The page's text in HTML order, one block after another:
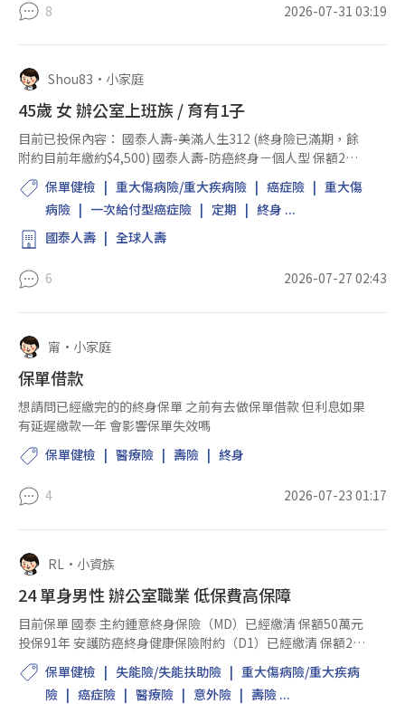
8 2026-07-31 03:19
Shou83 • 小家庭
45歲 女 辦公室上班族 / 育有1子
目前已投保內容： 國泰人壽-美滿人生312 (終身險已滿期，餘
附約目前年繳約$4,500) 國泰人壽-防癌終身－個人型 保額2單
位 附約： 國泰人壽-平安附約－醫療限額 保額3萬元 國泰人壽-
溫心住院 保額800元 國泰人壽-平...
保單健檢 重大傷病險/重大疾病險 癌症險
重大傷
病險
一次給付型癌症險 定期
終身 ...
國泰人壽
全球人壽
6 2026-07-27 02:43
甯 • 小家庭
保單借款
想請問已經繳完的的終身保單 之前有去做保單借款 但利息如果
有延遲繳款一年 會影響保單失效嗎
保單健檢
醫療險 壽險 終身
4 2026-07-23 01:17
RL • 小資族
24 單身男性 辦公室職業 低保費高保障
目前保單 國泰 主約鍾意終身保險（MD）已經繳清 保額50萬元
投保91年 安護防癌終身健康保險附約（D1）已經繳清 保額2單
位 投保91年 新溫心住院日額健康保險附約（B5）一年一約 保
額1000 投保91年 主約安康住院醫療...
保單健檢 失能險/失能扶助險
重大傷病險/重大疾病
險
癌症險 醫療險 意外險
壽險 ...